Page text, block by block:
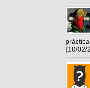
(10/02/